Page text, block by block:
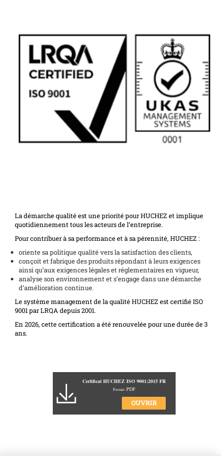
La démarche qualité est une priorité pour HUCHEZ et implique
quotidiennement tous les acteurs de l’entreprise.
Pour contribuer à sa performance et à sa pérennité, HUCHEZ :
oriente sa politique qualité vers la satisfaction des clients,
conçoit et fabrique des produits répondant à leurs exigences
ainsi qu’aux exigences légales et réglementaires en vigueur,
analyse son environnement et s’engage dans une démarche
d’amélioration continue.
Le système management de la qualité HUCHEZ est certifié ISO
9001 par LRQA depuis 2001.
En 2026, cette certification a été renouvelée pour une durée de 3
ans.
Certificat HUCHEZ ISO 9001:2015 FR
Format: PDF
OUVRIR